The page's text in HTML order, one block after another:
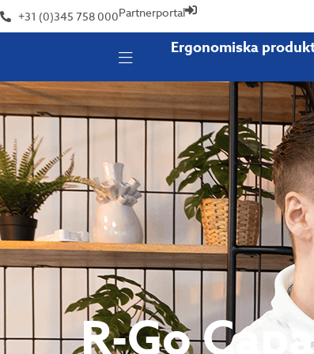
+31 (0)345 758 000Partnerportal
Ergonomiska
R-Go